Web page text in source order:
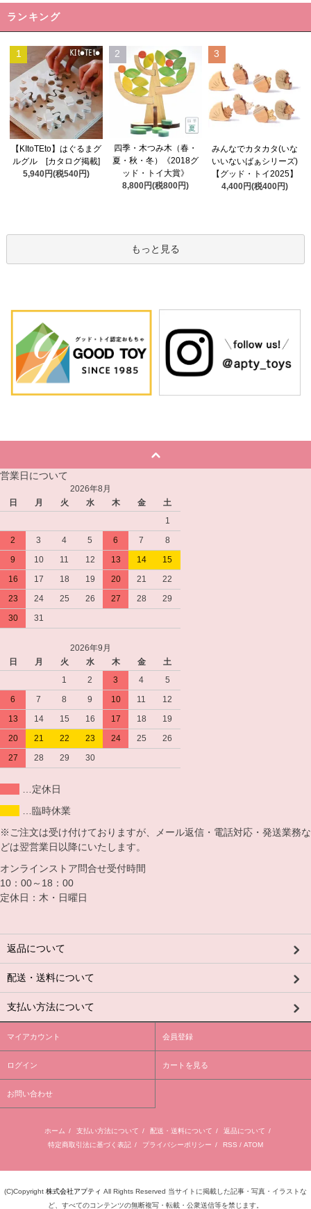
ランキング
1
【KItoTEto】はぐるまグ
ルグル [カタログ掲載]
5,940円(税540円)
2
四季・木つみ木（春・
夏・秋・冬）《2018グ
ッド・トイ大賞》
8,800円(税800円)
3
みんなでカタカタ(いな
いいないばぁシリーズ)
【グッド・トイ2025】
4,400円(税400円)
もっと見る
営業日について
2026年8月
日
月 火 水 木 金
土
1
2
3 4 5 6 7
8
9
10 11 12 13 14
15
16
17 18 19 20 21
22
23
24 25 26 27 28
29
30
31
2026年9月
日
月 火 水 木 金
土
1
2 3 4
5
6
7 8 9 10 11
12
13
14 15 16 17 18
19
20
21 22 23 24 25
26
27
28 29 30
…定休日
…臨時休業
※ご注文は受け付けておりますが、メール返信・電話対応・発送業務な
どは翌営業日以降にいたします。
オンラインストア問合せ受付時間
10：00～18：00
定休日：木・日曜日
返品について
配送・送料について
支払い方法について
マイアカウント 会員登録
ログイン カートを見る
お問い合わせ
ホーム / 支払い方法について / 配送・送料について / 返品について /
特定商取引法に基づく表記 / プライバシーポリシー / RSS / ATOM
(C)Copyright 株式会社アプティ All Rights Reserved 当サイトに掲載した記事・写真・イラストな
ど、すべてのコンテンツの無断複写・転載・公衆送信等を禁じます。